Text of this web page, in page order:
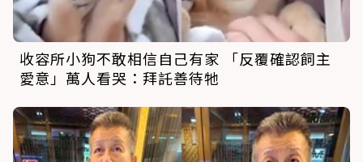
收容所小狗不敢相信自己有家 「反覆確認飼主
愛意」萬人看哭：拜託善待牠